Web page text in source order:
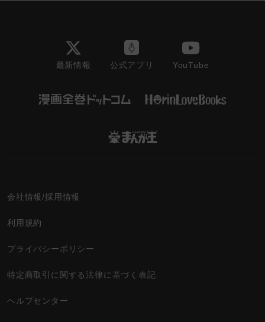
最新情報 公式アプリ YouTube
会社情報/採用情報
利用規約
プライバシーポリシー
特定商取引に関する法律に基づく表記
ヘルプセンター